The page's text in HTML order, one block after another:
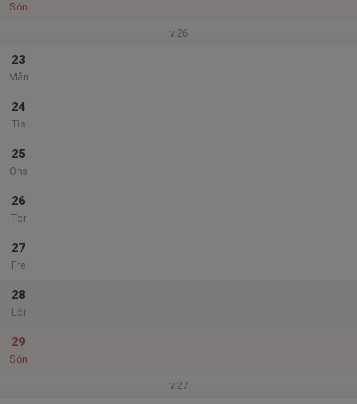
Sön
v.26
23
Mån
24
Tis
25
Ons
26
Tor
27
Fre
28
Lör
29
Sön
v.27